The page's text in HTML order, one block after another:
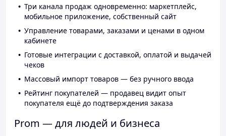
Три канала продаж одновременно: маркетплейс,
мобильное приложение, собственный сайт
Управление товарами, заказами и ценами в одном
кабинете
Готовые интеграции с доставкой, оплатой и выдачей
чеков
Массовый импорт товаров — без ручного ввода
Рейтинг покупателей — продавец видит опыт
покупателя ещё до подтверждения заказа
Prom — для людей и бизнеса